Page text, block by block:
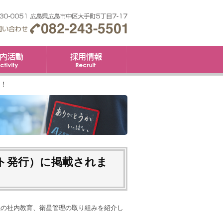
社内活動 採用情報
発行）に掲載されま
社内教育、衛星管理の取り組みを紹介し